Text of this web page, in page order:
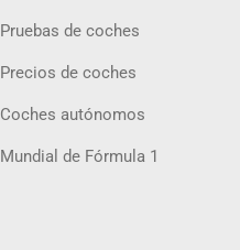
Pruebas de coches
Precios de coches
Coches autónomos
Mundial de Fórmula 1